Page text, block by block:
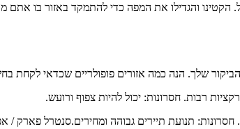
הקטינו והגדילו את המפה כדי להתמקד באזור בו אתם
הביקור שלך. הנה כמה אזורים פופולריים שכדאי לקחת
רבות. חסרונות: יכול להיות צפוף ורועש.
תנועת תיירים גבוהה ומחירים.סנטרל פארק /